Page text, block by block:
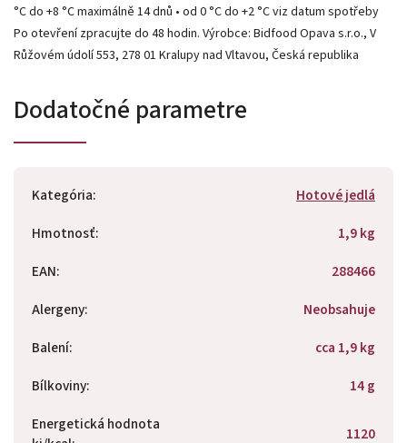
°C do +8 °C maximálně 14 dnů • od 0 °C do +2 °C viz datum spotřeby
Po otevření zpracujte do 48 hodin. Výrobce: Bidfood Opava s.r.o., V
Růžovém údolí 553, 278 01 Kralupy nad Vltavou, Česká republika
Dodatočné parametre
Kategória:
Hotové jedlá
Hmotnosť:
1,9 kg
EAN:
288466
Alergeny:
Neobsahuje
Balení:
cca 1,9 kg
Bílkoviny:
14 g
Energetická hodnota
1120